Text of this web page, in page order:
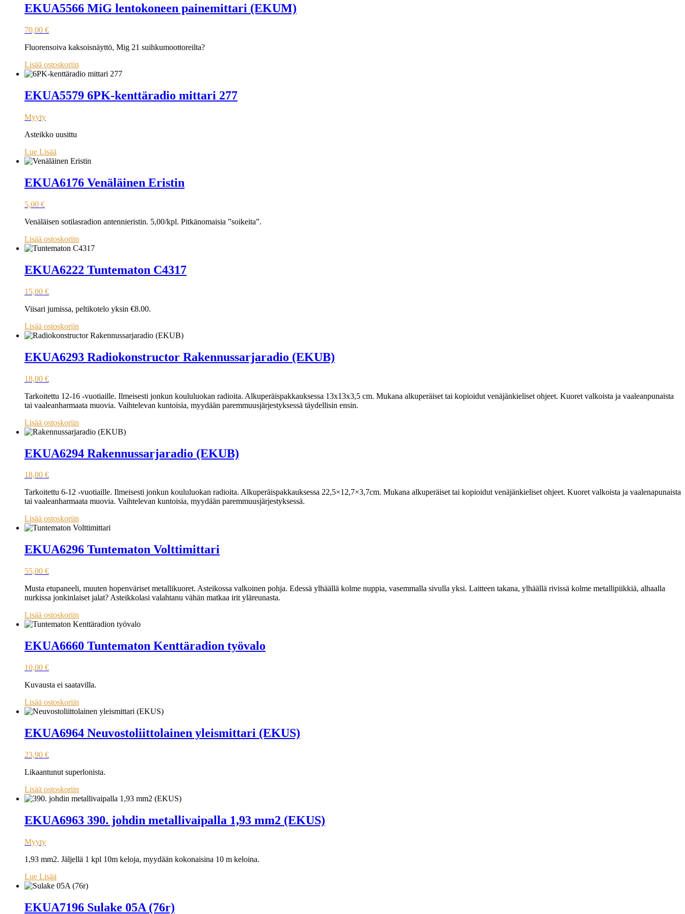
EKUA5566 MiG lentokoneen painemittari (EKUM)
70,00 €
Fluorensoiva kaksoisnäyttö, Mig 21 suihkumoottoreilta?
Lisää ostoskoriin
EKUA5579 6PK-kenttäradio mittari 277
Myyty
Asteikko uusittu
Lue Lisää
EKUA6176 Venäläinen Eristin
5,00 €
Venäläisen sotilasradion antennieristin. 5,00/kpl. Pitkänomaisia ”soikeita”.
Lisää ostoskoriin
EKUA6222 Tuntematon C4317
15,00 €
Viisari jumissa, peltikotelo yksin €8.00.
Lisää ostoskoriin
EKUA6293 Radiokonstructor Rakennussarjaradio (EKUB)
18,00 €
Tarkoitettu 12-16 -vuotiaille. Ilmeisesti jonkun koululuokan radioita. Alkuperäispakkauksessa 13x13x3,5 cm. Mukana alkuperäiset tai kopioidut venäjänkieliset ohjeet. Kuoret valkoista ja vaaleanpunaista
tai vaaleanharmaata muovia. Vaihtelevan kuntoisia, myydään paremmuusjärjestyksessä täydellisin ensin.
Lisää ostoskoriin
EKUA6294 Rakennussarjaradio (EKUB)
18,00 €
Tarkoitettu 6-12 -vuotiaille. Ilmeisesti jonkun koululuokan radioita. Alkuperäispakkauksessa 22,5×12,7×3,7cm. Mukana alkuperäiset tai kopioidut venäjänkieliset ohjeet. Kuoret valkoista ja vaalenapunaista
tai vaaleanharmaata muovia. Vaihtelevan kuntoisia, myydään paremmuusjärjestyksessä.
Lisää ostoskoriin
EKUA6296 Tuntematon Volttimittari
55,00 €
Musta etupaneeli, muuten hopenväriset metallikuoret. Asteikossa valkoinen pohja. Edessä ylhäällä kolme nuppia, vasemmalla sivulla yksi. Laitteen takana, ylhäällä rivissä kolme metallipiikkiä, alhaalla
nurkissa jonkinlaiset jalat? Asteikkolasi valahtanu vähän matkaa irit yläreunasta.
Lisää ostoskoriin
EKUA6660 Tuntematon Kenttäradion työvalo
10,00 €
Kuvausta ei saatavilla.
Lisää ostoskoriin
EKUA6964 Neuvostoliittolainen yleismittari (EKUS)
23,90 €
Likaantunut superlonista.
Lisää ostoskoriin
EKUA6963 390. johdin metallivaipalla 1,93 mm2 (EKUS)
Myyty
1,93 mm2. Jäljellä 1 kpl 10m keloja, myydään kokonaisina 10 m keloina.
Lue Lisää
EKUA7196 Sulake 05A (76r)